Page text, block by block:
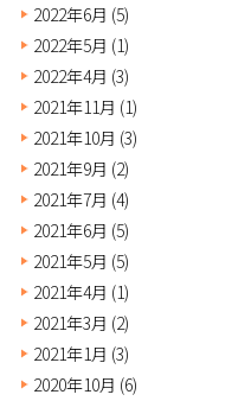
2022年6月 (5)
2022年5月 (1)
2022年4月 (3)
2021年11月 (1)
2021年10月 (3)
2021年9月 (2)
2021年7月 (4)
2021年6月 (5)
2021年5月 (5)
2021年4月 (1)
2021年3月 (2)
2021年1月 (3)
2020年10月 (6)